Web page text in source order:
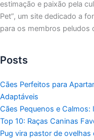
estimação e paixão pela
Pet”, um site dedicado a
para os membros peludos
Posts
Cães Perfeitos para
Adaptáveis
Cães Pequenos e
Top 10: Raças Caninas
Pug vira pastor de